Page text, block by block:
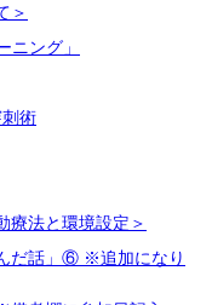
＞
ニング」
術
療法と環境設定＞
だ話」⑥ ※追加になり